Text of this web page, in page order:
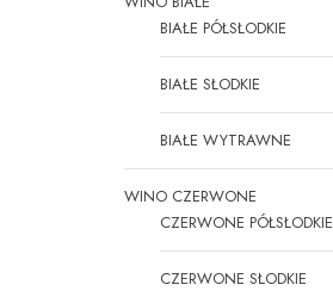
BIAŁE PÓŁSŁODKIE
BIAŁE SŁODKIE
BIAŁE WYTRAWNE
WINO CZERWONE
CZERWONE PÓŁSŁODKIE
CZERWONE SŁODKIE